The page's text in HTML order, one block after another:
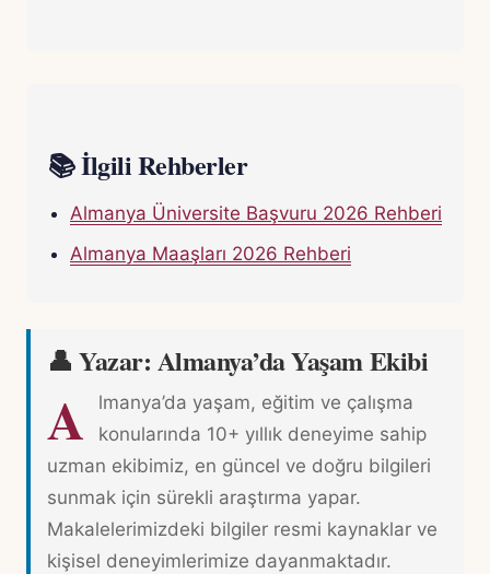
📚 İlgili Rehberler
Almanya Üniversite Başvuru 2026 Rehberi
Almanya Maaşları 2026 Rehberi
👤 Yazar: Almanya’da Yaşam Ekibi
A
lmanya’da yaşam, eğitim ve çalışma
konularında 10+ yıllık deneyime sahip
uzman ekibimiz, en güncel ve doğru bilgileri
sunmak için sürekli araştırma yapar.
Makalelerimizdeki bilgiler resmi kaynaklar ve
kişisel deneyimlerimize dayanmaktadır.